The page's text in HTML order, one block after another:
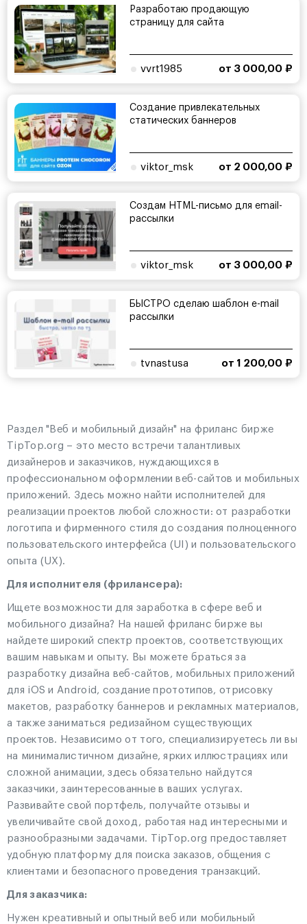
Разработаю продающую
страницу для сайта
vvrt1985 от 3 000,00 ₽
Создание привлекательных
статических баннеров
viktor_msk от 2 000,00 ₽
Создам HTML-письмо для email-
рассылки
viktor_msk от 3 000,00 ₽
БЫСТРО сделаю шаблон e-mail
рассылки
tvnastusa от 1 200,00 ₽
Раздел "Веб и мобильный дизайн" на фриланс бирже
TipTop.org – это место встречи талантливых
дизайнеров и заказчиков, нуждающихся в
профессиональном оформлении веб-сайтов и мобильных
приложений. Здесь можно найти исполнителей для
реализации проектов любой сложности: от разработки
логотипа и фирменного стиля до создания полноценного
пользовательского интерфейса (UI) и пользовательского
опыта (UX).
Для исполнителя (фрилансера):
Ищете возможности для заработка в сфере веб и
мобильного дизайна? На нашей фриланс бирже вы
найдете широкий спектр проектов, соответствующих
вашим навыкам и опыту. Вы можете браться за
разработку дизайна веб-сайтов, мобильных приложений
для iOS и Android, создание прототипов, отрисовку
макетов, разработку баннеров и рекламных материалов,
а также заниматься редизайном существующих
проектов. Независимо от того, специализируетесь ли вы
на минималистичном дизайне, ярких иллюстрациях или
сложной анимации, здесь обязательно найдутся
заказчики, заинтересованные в ваших услугах.
Развивайте свой портфель, получайте отзывы и
увеличивайте свой доход, работая над интересными и
разнообразными задачами. TipTop.org предоставляет
удобную платформу для поиска заказов, общения с
клиентами и безопасного проведения транзакций.
Для заказчика:
Нужен креативный и опытный веб или мобильный